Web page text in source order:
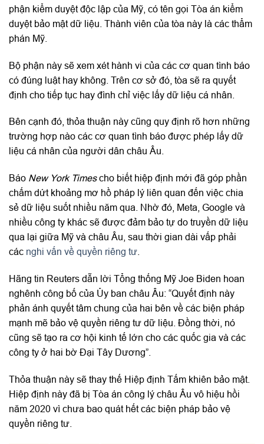
phận kiểm duyệt độc lập của Mỹ, có tên gọi Tòa án kiểm
duyệt bảo mật dữ liệu. Thành viên của tòa này là các thẩm
phán Mỹ.
Bộ phận này sẽ xem xét hành vi của các cơ quan tình báo
có đúng luật hay không. Trên cơ sở đó, tòa sẽ ra quyết
định cho tiếp tục hay đình chỉ việc lấy dữ liệu cá nhân.
Bên cạnh đó, thỏa thuận này cũng quy định rõ hơn những
trường hợp nào các cơ quan tình báo được phép lấy dữ
liệu cá nhân của người dân châu Âu.
Báo New York Timescho biết hiệp định mới đã góp phần
chấm dứt khoảng mơ hồ pháp lý liên quan đến việc chia
sẻ dữ liệu suốt nhiều năm qua. Nhờ đó, Meta, Google và
nhiều công ty khác sẽ được đảm bảo tự do truyền dữ liệu
qua lại giữa Mỹ và châu Âu, sau thời gian dài vấp phải
các nghi vấn về quyền riêng tư
Hãng tin Reuters dẫn lời Tổng thống Mỹ Joe Biden hoan
nghênh công bố của Ủy ban châu Âu: “Quyết định này
phản ánh quyết tâm chung của hai bên về các biện pháp
mạnh mẽ bảo vệ quyền riêng tư dữ liệu. Đồng thời, nó
cũng sẽ tạo ra cơ hội kinh tế lớn cho các quốc gia và các
công ty ở hai bờ Đại Tây Dương”.
Thỏa thuận này sẽ thay thế Hiệp định Tấm khiên bảo mật.
Hiệp định này đã bị Tòa án công lý châu Âu vô hiệu hồi
năm 2020 vì chưa bao quát hết các biện pháp bảo vệ
quyền riêng tư.